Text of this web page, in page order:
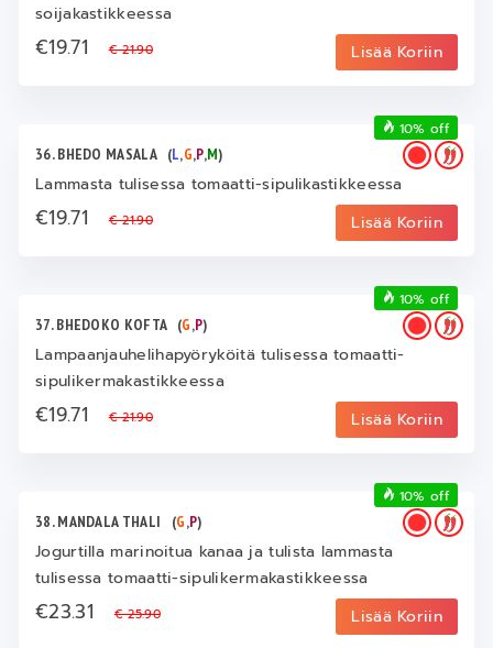
soijakastikkeessa
€19.71€ 21.90 Lisää Koriin
36. BHEDO MASALA (L,G,P,M)
Lammasta tulisessa tomaatti-sipulikastikkeessa
€19.71€ 21.90 Lisää Koriin
10% off
37. BHEDOKO KOFTA (G,P)
Lampaanjauhelihapyöryköitä tulisessa tomaatti-
sipulikermakastikkeessa
€19.71€ 21.90 Lisää Koriin
10% off
38. MANDALA THALI (G,P)
Jogurtilla marinoitua kanaa ja tulista lammasta
tulisessa tomaatti-sipulikermakastikkeessa
€23.31€ 25.90 Lisää Koriin
10% off